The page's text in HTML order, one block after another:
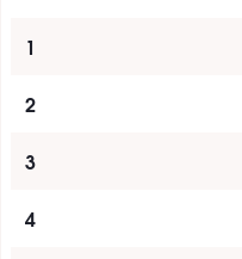
1
2
3
4